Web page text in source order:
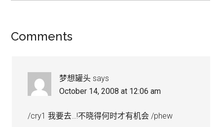
Reader
Comments
梦想罐头 says
October 14, 2008 at 12:06 am
/cry1 我要去…!不晓得何时才有机会 /phew